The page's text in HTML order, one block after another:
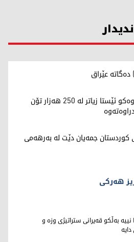
ژووری بازرگانیی هەولێر: تاوەکو ئێستا زیاتر لە 250 هەزار تۆن
کوردستان جمەیان دێت لە بەرهەمی
هەرکی
بەڵکو قەیرانی ستراتیژی وزە و